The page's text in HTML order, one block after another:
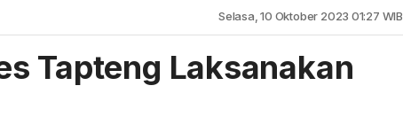
Selasa, 10 Oktober 2023 01:27 WIB
Tapteng Laksanakan